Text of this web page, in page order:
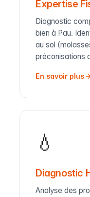
Expertise
Diagnostic
bien à Pau.
au sol
préconisations
En savoir plus
💧
Diagnostic
Analyse des